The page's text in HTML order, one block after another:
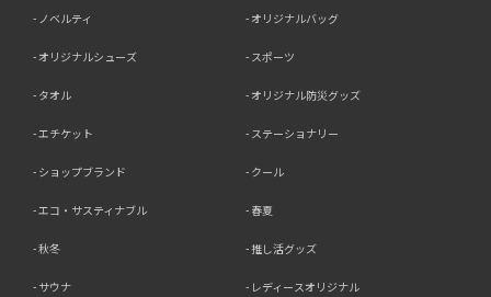
厳密に管理させます。
6．個人情報（保有個人データを含む）の利用目的通知、
人の個人情報の利用目的の通知、開示、訂正・追加・削
受けた場合は速やかに対応いたします。これらの請求は、
【個人情報保護に関するお問合せ先】
株式会社ラブ・ラボ
ノベルティ オリジナルバッグ
オリジナルシューズ スポーツ
タオル オリジナル防災グッズ
エチケット ステーショナリー
ショップブランド クール
エコ・サスティナブル 春夏
秋冬 推し活グッズ
サウナ レディースオリジナル